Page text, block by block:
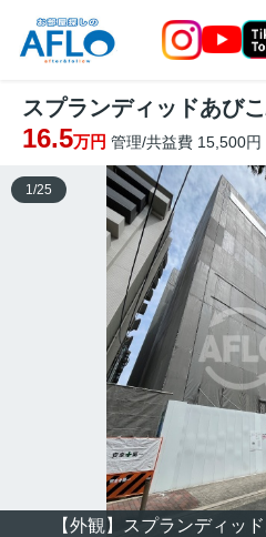
スプランディッドあび
16.5万円 管理/共益費 15,500円
【外観】スプランディッ
1 /25